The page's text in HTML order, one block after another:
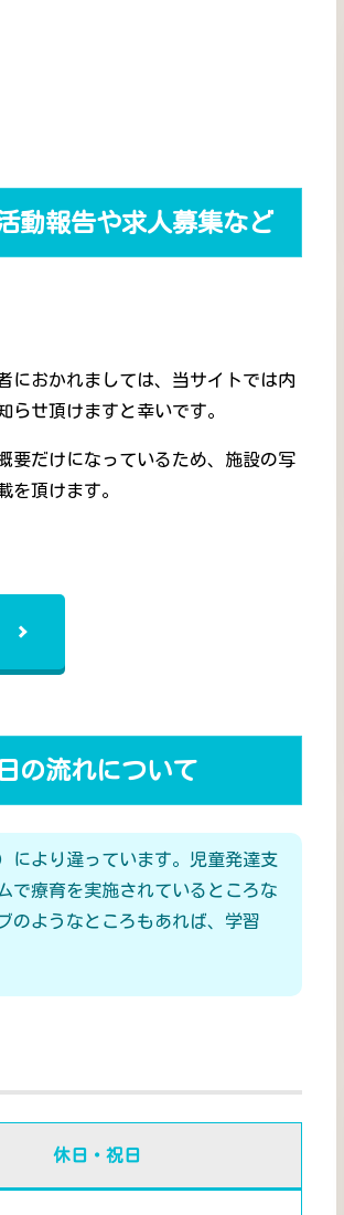
動報告や求人募集など
におかれましては、当サイトでは内
せ頂けますと幸いです。
要だけになっているため、施設の写
を頂けます。
の流れについて
により違っています。児童発達支
で療育を実施されているところな
のようなところもあれば、学習
休日・祝日